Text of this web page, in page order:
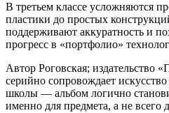
В третьем классе усложняются
пластики до простых
поддерживают аккуратность и
прогресс в «портфолио»
Автор Роговская; издательство
серийно сопровождает
школы — альбом логично
именно для предмета, а не всего